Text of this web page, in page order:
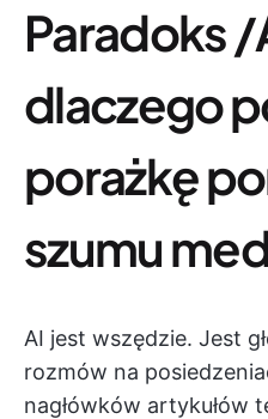
Paradoks /
dlaczego
porażkę
szumu
AI jest wszędzie. Jest
rozmów na
nagłówków artykułów